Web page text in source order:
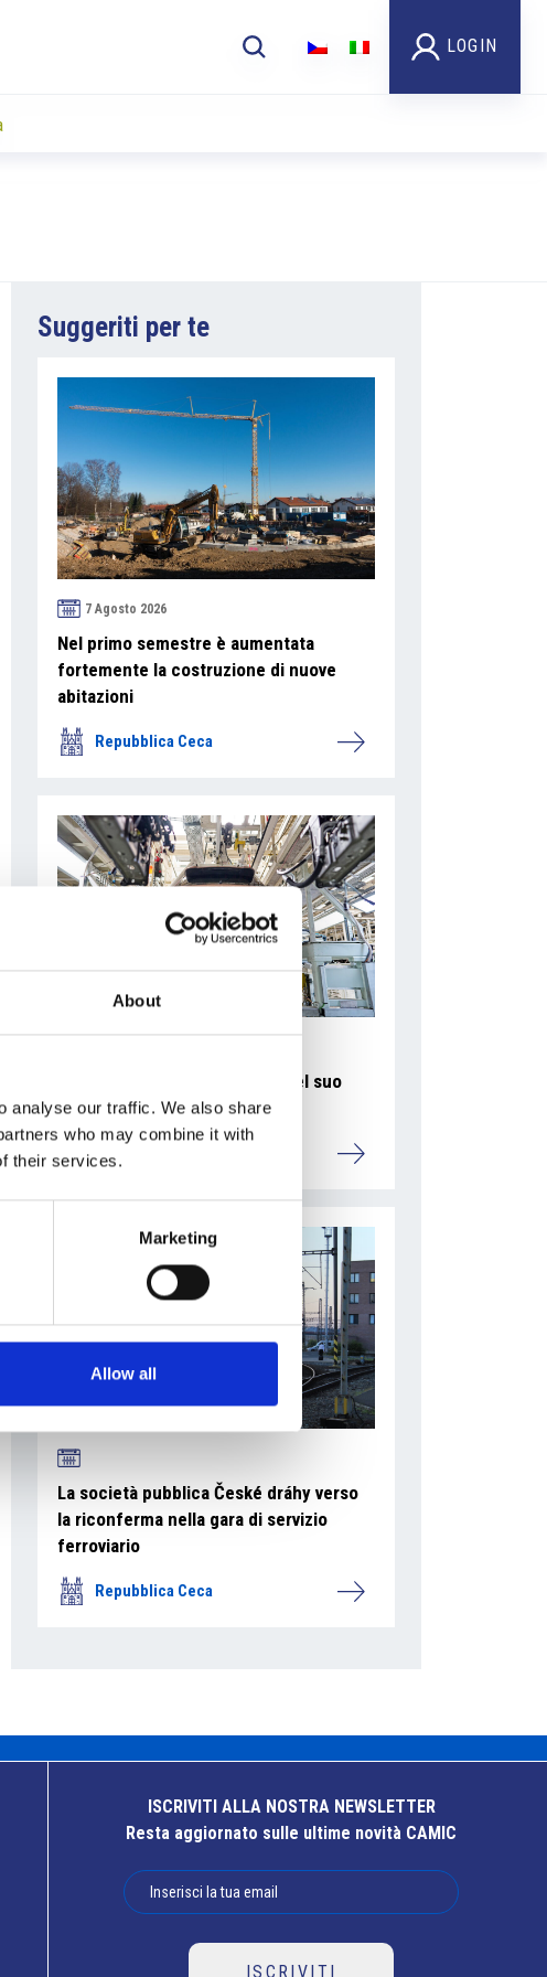
About
analyse our traffic. We also share
who may combine it with
their services.
Marketing
Allow all
LOGIN
Suggeriti per te
7 Agosto 2026
Nel primo semestre è aumentata
fortemente la costruzione di nuove
abitazioni
Repubblica Ceca
La Škoda avvia la produzione del suo
SUV Peaq
Repubblica Ceca
La società pubblica České dráhy verso
la riconferma nella gara di servizio
ferroviario
Repubblica Ceca
ISCRIVITI ALLA NOSTRA NEWSLETTER
Resta aggiornato sulle ultime novità CAMIC
ISCRIVITI